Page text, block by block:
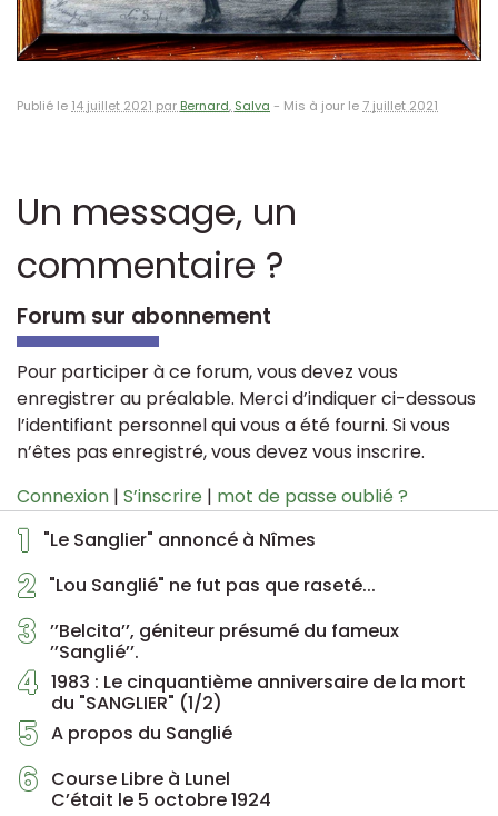
1 "Le Sanglier" annoncé à Nîmes
2 "Lou Sanglié" ne fut pas que raseté...
3 ’’Belcita’’, géniteur présumé du fameux
’’Sanglié’’.
4 1983 : Le cinquantième anniversaire de la mort
du "SANGLIER" (1/2)
5 A propos du Sanglié
6 Course Libre à Lunel
C’était le 5 octobre 1924
Publié le 14 juillet 2021 par Bernard, Salva - Mis à jour le7 juillet 2021
Un message, un
commentaire ?
Forum sur abonnement
Pour participer à ce forum, vous devez vous
enregistrer au préalable. Merci d’indiquer ci-dessous
l’identifiant personnel qui vous a été fourni. Si vous
n’êtes pas enregistré, vous devez vous inscrire.
Connexion | S’inscrire | mot de passe oublié ?